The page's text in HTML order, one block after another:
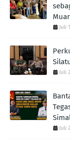
Juli
Juli
Juli